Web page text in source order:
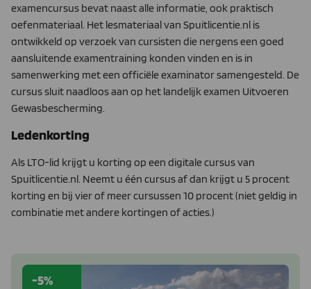
examencursus bevat naast alle informatie, ook praktisch
oefenmateriaal. Het lesmateriaal van Spuitlicentie.nl is
ontwikkeld op verzoek van cursisten die nergens een goed
aansluitende examentraining konden vinden en is in
samenwerking met een officiële examinator samengesteld. De
cursus sluit naadloos aan op het landelijk examen Uitvoeren
Gewasbescherming.
Ledenkorting
Als LTO-lid krijgt u korting op een digitale cursus van
Spuitlicentie.nl. Neemt u één cursus af dan krijgt u 5 procent
korting en bij vier of meer cursussen 10 procent (niet geldig in
combinatie met andere kortingen of acties.)
-5%